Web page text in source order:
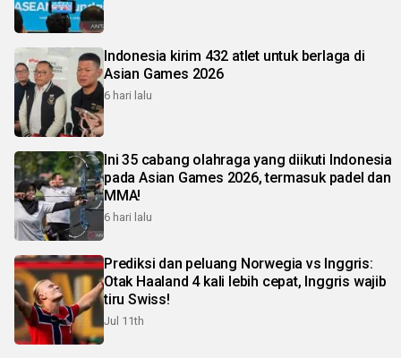
Indonesia kirim 432 atlet untuk berlaga di
Asian Games 2026
6 hari lalu
Ini 35 cabang olahraga yang diikuti Indonesia
pada Asian Games 2026, termasuk padel dan
MMA!
6 hari lalu
Prediksi dan peluang Norwegia vs Inggris:
Otak Haaland 4 kali lebih cepat, Inggris wajib
tiru Swiss!
Jul 11th